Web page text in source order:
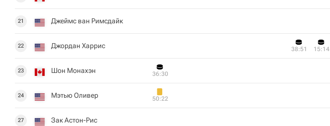
21 Джеймс ван Римсдайк
22 Джордан Харрис
23 Шон Монахэн 36:30
24 Мэтью Оливер 50:22
27 Зак Астон-Рис
15:14
38:51